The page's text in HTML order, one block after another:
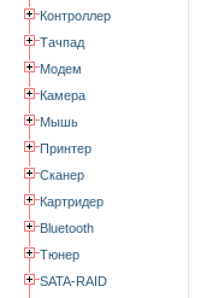
Контроллер
Тачпад
Модем
Камера
Мышь
Принтер
Сканер
Картридер
Bluetooth
Тюнер
SATA-RAID